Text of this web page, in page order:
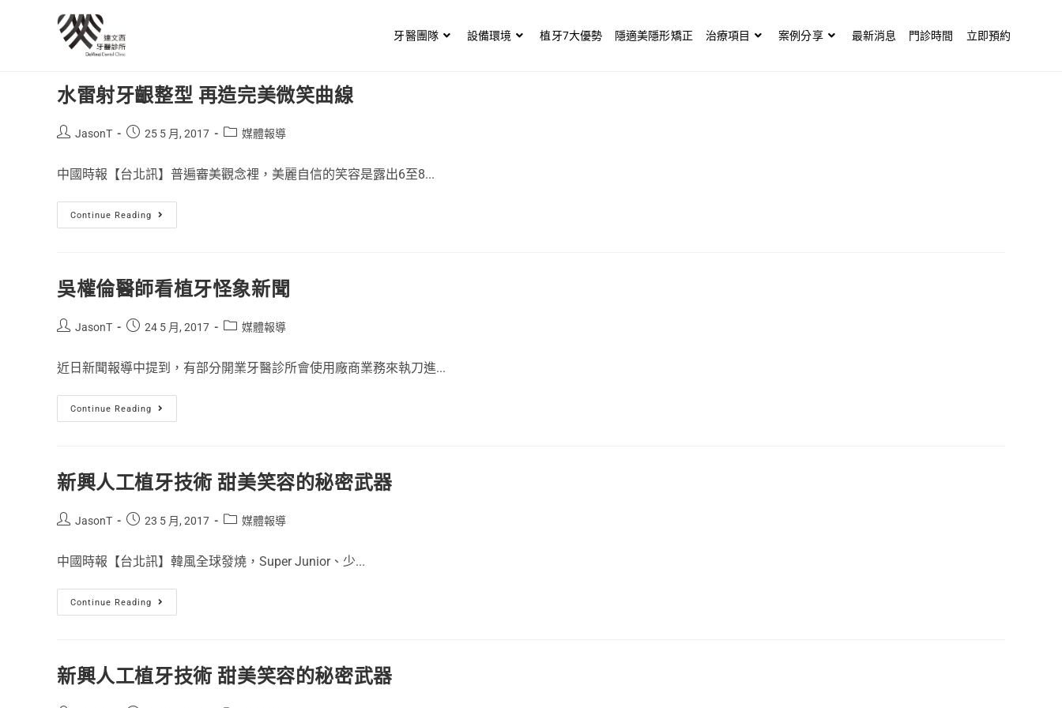
牙醫團隊 設備環境 植牙7大優勢 隱適美隱形矯正 治療項目 案例分享 最新消息 門診時間 立即預約
水雷射牙齦整型 再造完美微笑曲線
JasonT 25 5 月, 2017 媒體報導
中國時報【台北訊】普遍審美觀念裡，美麗自信的笑容是露出6至8...
Continue Reading
吳權倫醫師看植牙怪象新聞
JasonT 24 5 月, 2017 媒體報導
近日新聞報導中提到，有部分開業牙醫診所會使用廠商業務來執刀進...
Continue Reading
新興人工植牙技術 甜美笑容的秘密武器
JasonT 23 5 月, 2017 媒體報導
中國時報【台北訊】韓風全球發燒，Super Junior、少...
Continue Reading
新興人工植牙技術 甜美笑容的秘密武器